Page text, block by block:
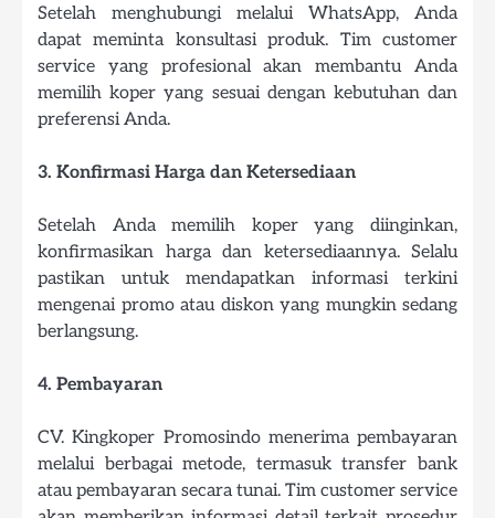
Setelah menghubungi melalui WhatsApp, Anda
dapat meminta konsultasi produk. Tim customer
service yang profesional akan membantu Anda
memilih koper yang sesuai dengan kebutuhan dan
preferensi Anda.
3. Konfirmasi Harga dan Ketersediaan
Setelah Anda memilih koper yang diinginkan,
konfirmasikan harga dan ketersediaannya. Selalu
pastikan untuk mendapatkan informasi terkini
mengenai promo atau diskon yang mungkin sedang
berlangsung.
4. Pembayaran
CV. Kingkoper Promosindo menerima pembayaran
melalui berbagai metode, termasuk transfer bank
atau pembayaran secara tunai. Tim customer service